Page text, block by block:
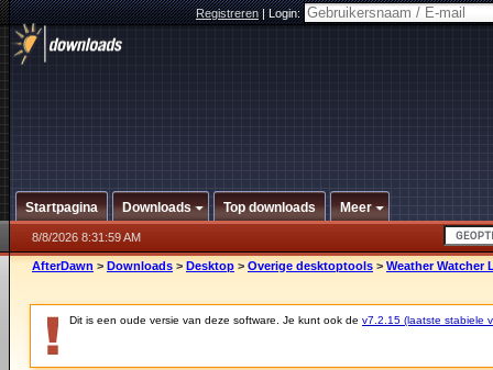
Registreren|Login:
Startpagina Downloads Top downloads Meer
8/8/2026 8:31:59 AM
AfterDawn > Downloads > Desktop > Overige desktoptools > Weather Watcher
Dit is een oude versie van deze software. Je kunt ook de v7.2.15 (laatste stabiele